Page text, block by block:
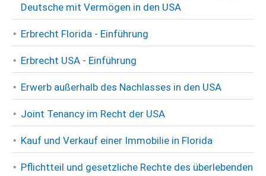
Deutsche mit Vermögen in den USA
Erbrecht Florida - Einführung
Erbrecht USA - Einführung
Erwerb außerhalb des Nachlasses in den USA
Joint Tenancy im Recht der USA
Kauf und Verkauf einer Immobilie in Florida
Pflichtteil und gesetzliche Rechte des überlebenden